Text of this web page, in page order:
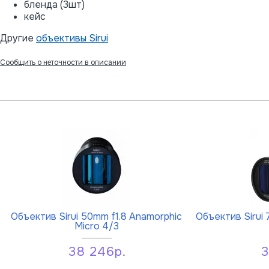
бленда (3шт)
кейс
Другие объективы Sirui
Сообщить о неточности в описании
Объектив Sirui 50mm f1.8 Anamorphic
Micro 4/3
38 246р.
Объектив Sirui